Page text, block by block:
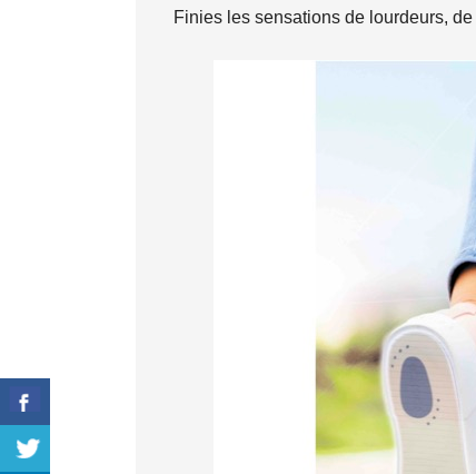
Finies les sensations de lourdeurs,